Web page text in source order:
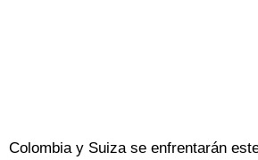
Colombia y Suiza se enfrentarán